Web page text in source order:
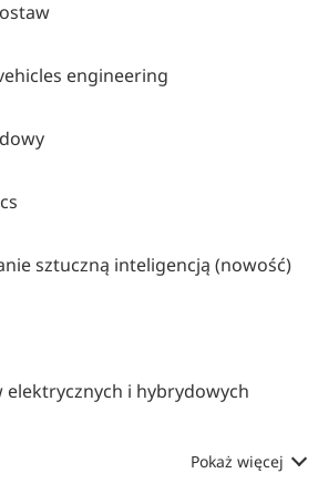
engineering
sztuczną inteligencją (nowość)
i hybrydowych
Pokaż więcej